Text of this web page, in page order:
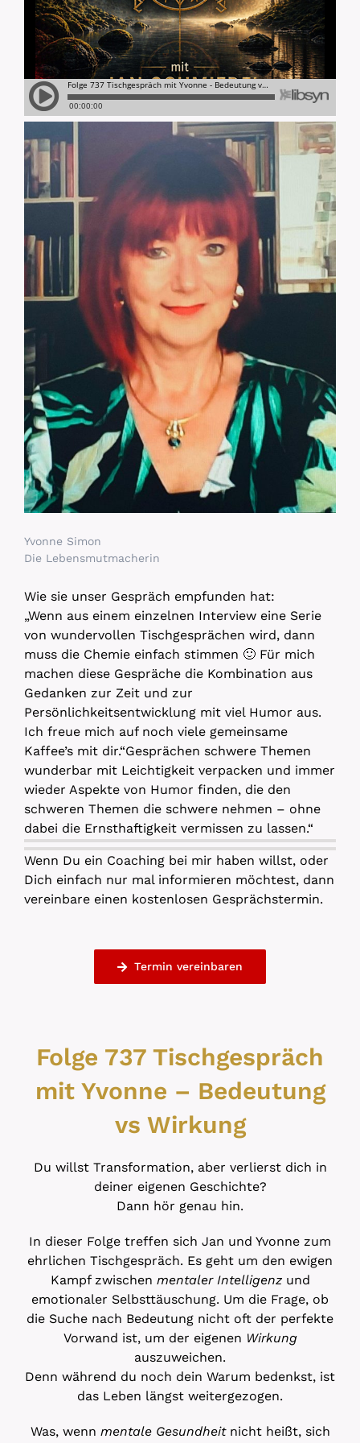
Yvonne Simon
Die Lebensmutmacherin
Wie sie unser Gespräch empfunden hat:
„Wenn aus einem einzelnen Interview eine Serie
von wundervollen Tischgesprächen wird, dann
muss die Chemie einfach stimmen 🙂 Für mich
machen diese Gespräche die Kombination aus
Gedanken zur Zeit und zur
Persönlichkeitsentwicklung mit viel Humor aus.
Ich freue mich auf noch viele gemeinsame
Kaffee’s mit dir.“Gesprächen schwere Themen
wunderbar mit Leichtigkeit verpacken und immer
wieder Aspekte von Humor finden, die den
schweren Themen die schwere nehmen – ohne
dabei die Ernsthaftigkeit vermissen zu lassen.“
Wenn Du ein Coaching bei mir haben willst, oder
Dich einfach nur mal informieren möchtest, dann
vereinbare einen kostenlosen Gesprächstermin.
Termin vereinbaren
Folge 737 Tischgespräch
mit Yvonne – Bedeutung
vs Wirkung
Du willst Transformation, aber verlierst dich in
deiner eigenen Geschichte?
Dann hör genau hin.
In dieser Folge treffen sich Jan und Yvonne zum
ehrlichen Tischgespräch. Es geht um den ewigen
Kampf zwischen mentaler Intelligenzund
emotionaler Selbsttäuschung. Um die Frage, ob
die Suche nach Bedeutung nicht oft der perfekte
Vorwand ist, um der eigenen Wirkung
auszuweichen.
Denn während du noch dein Warum bedenkst, ist
das Leben längst weitergezogen.
Was, wenn mentale Gesundheitnicht heißt, sich